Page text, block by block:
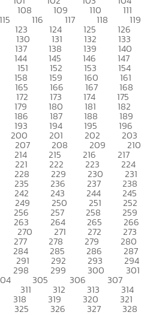
108 109 110 111
115 116 117 118 119
123 124 125 126
130 131 132 133
137 138 139 140
144 145 146 147
151 152 153 154
158 159 160 161
165 166 167 168
172 173 174 175
179 180 181 182
186 187 188 189
193 194 195 196
200 201 202 203
207 208 209 210
214 215 216 217
221 222 223 224
228 229 230 231
235 236 237 238
242 243 244 245
249 250 251 252
256 257 258 259
263 264 265 266
270 271 272 273
277 278 279 280
284 285 286 287
291 292 293 294
298 299 300 301
305 306 307
311 312 313 314
318 319 320 321
325 326 327 328